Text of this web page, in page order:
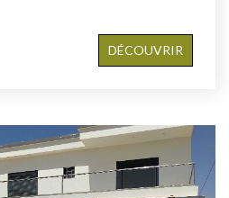
DÉCOUVRIR